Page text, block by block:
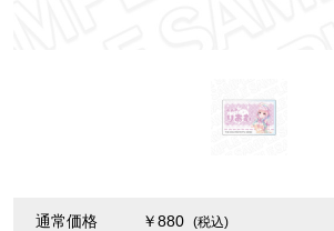
通常価格 ￥880 (税込)